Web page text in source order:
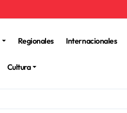
Regionales Internacionales
Cultura